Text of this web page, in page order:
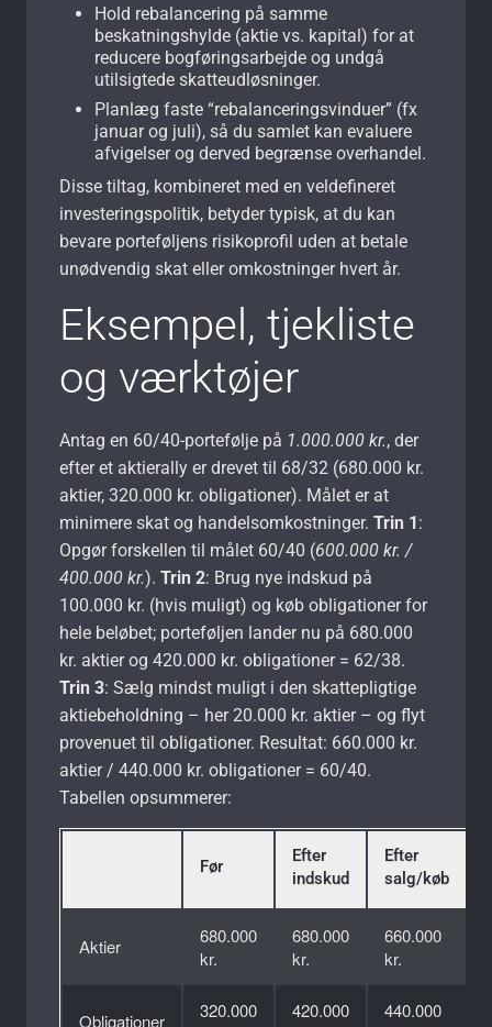
Hold rebalancering på samme
beskatningshylde (aktie vs. kapital) for at
reducere bogføringsarbejde og undgå
utilsigtede skatteudløsninger.
Planlæg faste “rebalanceringsvinduer” (fx
januar og juli), så du samlet kan evaluere
afvigelser og derved begrænse overhandel.
Disse tiltag, kombineret med en veldefineret
investeringspolitik, betyder typisk, at du kan
bevare porteføljens risikoprofil uden at betale
unødvendig skat eller omkostninger hvert år.
Eksempel, tjekliste
og værktøjer
Antag en 60/40-portefølje på 1.000.000 kr., der
efter et aktierally er drevet til 68/32 (680.000 kr.
aktier, 320.000 kr. obligationer). Målet er at
minimere skat og handelsomkostninger. Trin 1:
Opgør forskellen til målet 60/40 (600.000 kr. /
400.000 kr.). Trin 2: Brug nye indskud på
100.000 kr. (hvis muligt) og køb obligationer for
hele beløbet; porteføljen lander nu på 680.000
kr. aktier og 420.000 kr. obligationer = 62/38.
Trin 3: Sælg mindst muligt i den skattepligtige
aktiebeholdning – her 20.000 kr. aktier – og flyt
provenuet til obligationer. Resultat: 660.000 kr.
aktier / 440.000 kr. obligationer = 60/40.
Tabellen opsummerer:
Før
Efter
indskud
Efter
salg/køb
Aktier
680.000
kr.
680.000
kr.
660.000
kr.
Obligationer
320.000
420.000
440.000